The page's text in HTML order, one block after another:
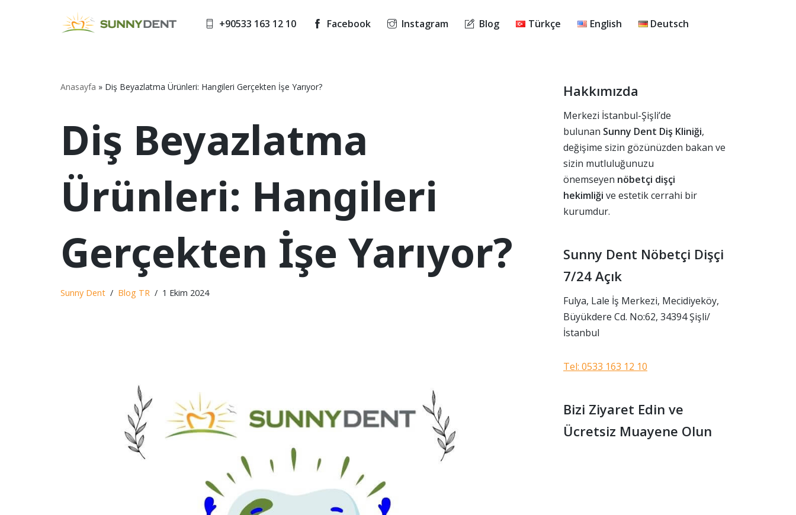
+90533 163 12 10 Facebook Instagram Blog Türkçe English Deutsch
Anasayfa » Diş Beyazlatma Ürünleri: Hangileri Gerçekten İşe Yarıyor?
Diş Beyazlatma
Ürünleri: Hangileri
Gerçekten İşe Yarıyor?
Sunny Dent Blog TR 1 Ekim 2024
Hakkımızda
Merkezi İstanbul-Şişli’de
bulunan Sunny Dent Diş Kliniği,
değişime sizin gözünüzden bakan ve
sizin mutluluğunuzu
önemseyen nöbetçi dişçi
hekimliği ve estetik cerrahi bir
kurumdur.
Sunny Dent Nöbetçi Dişçi
7/24 Açık
Fulya, Lale İş Merkezi, Mecidiyeköy,
Büyükdere Cd. No:62, 34394 Şişli/
İstanbul
Tel: 0533 163 12 10
Bizi Ziyaret Edin ve
Ücretsiz Muayene Olun